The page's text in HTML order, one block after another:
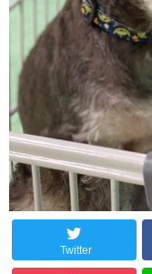
Twitter